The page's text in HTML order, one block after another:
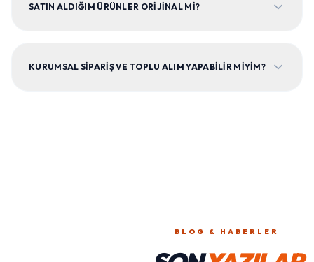
SATIN ALDIĞIM ÜRÜNLER ORIJINAL MI?
KURUMSAL SIPARIŞ VE TOPLU ALIM YAPABILIR MIYIM?
BLOG & HABERLER